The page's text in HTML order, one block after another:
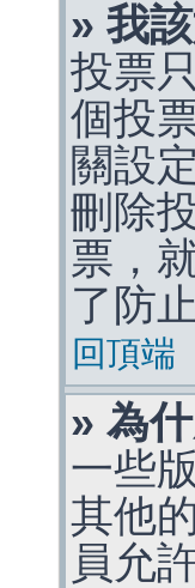
» 我
投票
個投
關設
刪除
票，
了防
回頂端
» 為
一些
其他
員允